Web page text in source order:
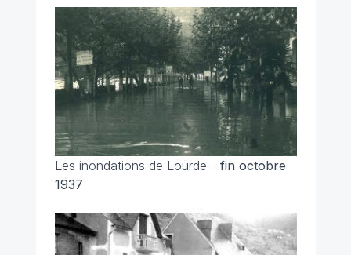
Les inondations de Lourde - fin octobre
1937